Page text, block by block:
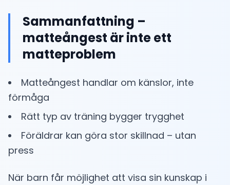
Sammanfattning –
matteångest är inte ett
matteproblem
Matteångest handlar om känslor, inte
förmåga
Rätt typ av träning bygger trygghet
Föräldrar kan göra stor skillnad – utan
press
När barn får möjlighet att visa sin kunskap i